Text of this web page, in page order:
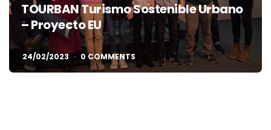
TOURBAN Turismo Sostenible Urbano
– Proyecto EU
24/02/2023 0 COMMENTS